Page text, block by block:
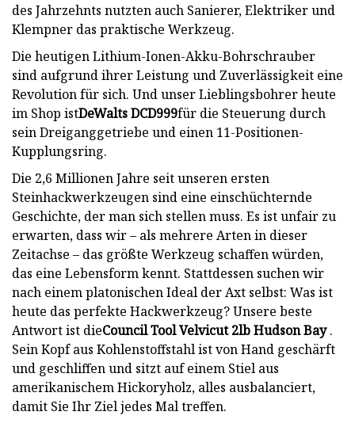
des Jahrzehnts nutzten auch Sanierer, Elektriker und
Klempner das praktische Werkzeug.
Die heutigen Lithium-Ionen-Akku-Bohrschrauber
sind aufgrund ihrer Leistung und Zuverlässigkeit eine
Revolution für sich. Und unser Lieblingsbohrer heute
im Shop istDeWalts DCD999für die Steuerung durch
sein Dreiganggetriebe und einen 11-Positionen-
Kupplungsring.
Die 2,6 Millionen Jahre seit unseren ersten
Steinhackwerkzeugen sind eine einschüchternde
Geschichte, der man sich stellen muss. Es ist unfair zu
erwarten, dass wir – als mehrere Arten in dieser
Zeitachse – das größte Werkzeug schaffen würden,
das eine Lebensform kennt. Stattdessen suchen wir
nach einem platonischen Ideal der Axt selbst: Was ist
heute das perfekte Hackwerkzeug? Unsere beste
Antwort ist dieCouncil Tool Velvicut 2lb Hudson Bay.
Sein Kopf aus Kohlenstoffstahl ist von Hand geschärft
und geschliffen und sitzt auf einem Stiel aus
amerikanischem Hickoryholz, alles ausbalanciert,
damit Sie Ihr Ziel jedes Mal treffen.